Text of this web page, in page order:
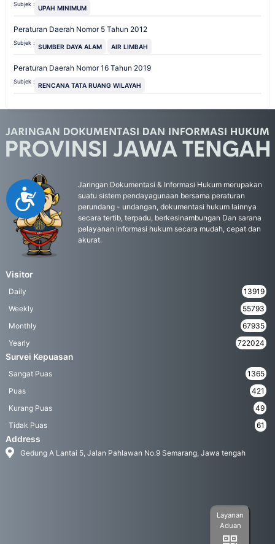
Accessibility
Subjek : UPAH MINIMUM
Peraturan Daerah Nomor 5 Tahun 2012
Subjek : SUMBER DAYA ALAM AIR LIMBAH
Peraturan Daerah Nomor 16 Tahun 2019
Subjek : RENCANA TATA RUANG WILAYAH
Jaringan Dokumentasi & Informasi Hukum merupakan
suatu sistem pendayagunaan bersama peraturan
perundang - undangan, dokumentasi hukum lainnya
secara tertib, terpadu, berkesinambungan Dan sarana
pelayanan informasi hukum secara mudah, cepat dan
akurat.
Visitor
Daily
13919
Weekly
55793
Monthly
67935
Yearly
722024
Survei Kepuasan
Sangat Puas
1365
Puas
421
Kurang Puas
49
Tidak Puas
61
Address
Gedung A Lantai 5, Jalan Pahlawan No.9 Semarang, Jawa tengah
Layanan
Aduan